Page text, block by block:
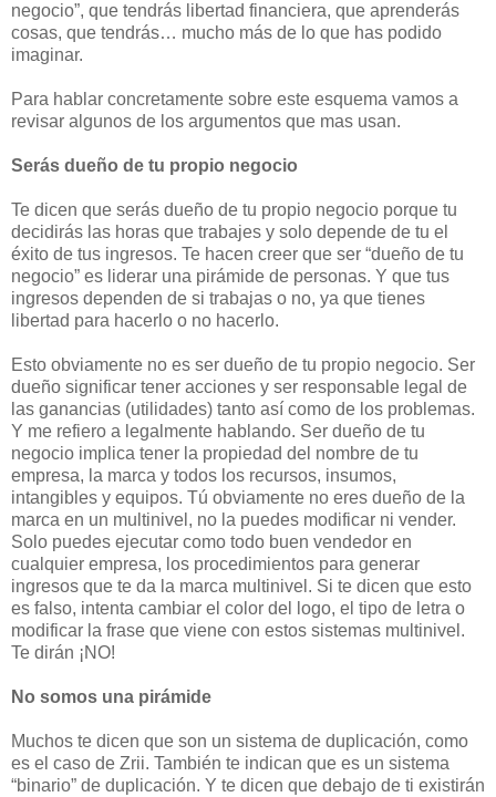
negocio”, que tendrás libertad financiera, que aprenderás
cosas, que tendrás… mucho más de lo que has podido
imaginar.
Para hablar concretamente sobre este esquema vamos a
revisar algunos de los argumentos que mas usan.
Serás dueño de tu propio negocio
Te dicen que serás dueño de tu propio negocio porque tu
decidirás las horas que trabajes y solo depende de tu el
éxito de tus ingresos. Te hacen creer que ser “dueño de tu
negocio” es liderar una pirámide de personas. Y que tus
ingresos dependen de si trabajas o no, ya que tienes
libertad para hacerlo o no hacerlo.
Esto obviamente no es ser dueño de tu propio negocio. Ser
dueño significar tener acciones y ser responsable legal de
las ganancias (utilidades) tanto así como de los problemas.
Y me refiero a legalmente hablando. Ser dueño de tu
negocio implica tener la propiedad del nombre de tu
empresa, la marca y todos los recursos, insumos,
intangibles y equipos. Tú obviamente no eres dueño de la
marca en un multinivel, no la puedes modificar ni vender.
Solo puedes ejecutar como todo buen vendedor en
cualquier empresa, los procedimientos para generar
ingresos que te da la marca multinivel. Si te dicen que esto
es falso, intenta cambiar el color del logo, el tipo de letra o
modificar la frase que viene con estos sistemas multinivel.
Te dirán ¡NO!
No somos una pirámide
Muchos te dicen que son un sistema de duplicación, como
es el caso de Zrii. También te indican que es un sistema
“binario” de duplicación. Y te dicen que debajo de ti existirán